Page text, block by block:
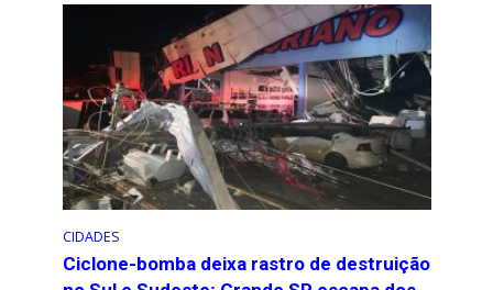
CIDADES
Ciclone-bomba deixa rastro de destruição